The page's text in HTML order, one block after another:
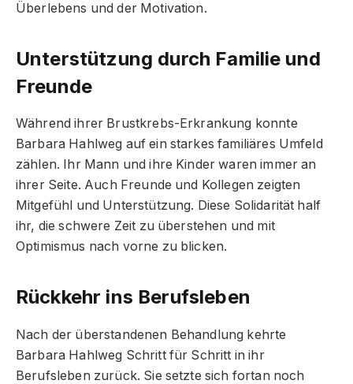
Überlebens und der Motivation.
Unterstützung durch Familie und
Freunde
Während ihrer Brustkrebs-Erkrankung konnte
Barbara Hahlweg auf ein starkes familiäres Umfeld
zählen. Ihr Mann und ihre Kinder waren immer an
ihrer Seite. Auch Freunde und Kollegen zeigten
Mitgefühl und Unterstützung. Diese Solidarität half
ihr, die schwere Zeit zu überstehen und mit
Optimismus nach vorne zu blicken.
Rückkehr ins Berufsleben
Nach der überstandenen Behandlung kehrte
Barbara Hahlweg Schritt für Schritt in ihr
Berufsleben zurück. Sie setzte sich fortan noch